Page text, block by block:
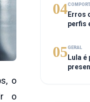
o
o
04Erros
perfis
05GERAL
Lula